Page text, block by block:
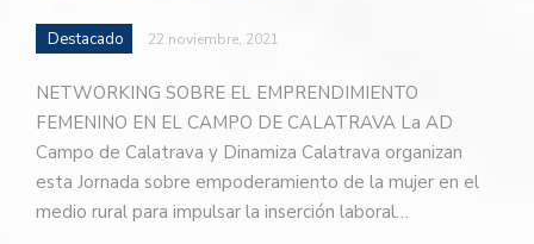
Destacado 22 noviembre, 2021
NETWORKING SOBRE EL EMPRENDIMIENTO
FEMENINO EN EL CAMPO DE CALATRAVA La AD
Campo de Calatrava y Dinamiza Calatrava organizan
esta Jornada sobre empoderamiento de la mujer en el
medio rural para impulsar la inserción laboral…